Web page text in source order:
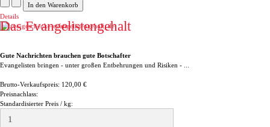
Details
Das Evangelistengehalt
Gute Nachrichten brauchen gute Botschafter
Evangelisten bringen - unter großen Entbehrungen und Risiken - ...
Brutto-Verkaufspreis: 120,00 €
Preisnachlass:
Standardisierter Preis / kg: